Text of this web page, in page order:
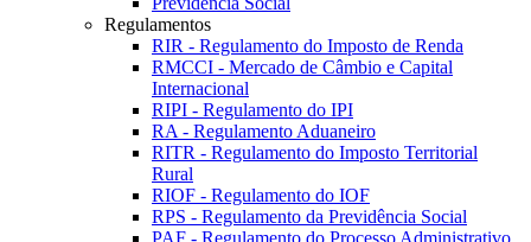
Regulamentos
RIR - Regulamento do Imposto de Renda
RMCCI - Mercado de Câmbio e Capital
Internacional
RIPI - Regulamento do IPI
RA - Regulamento Aduaneiro
RITR - Regulamento do Imposto Territorial
Rural
RIOF - Regulamento do IOF
RPS - Regulamento da Previdência Social